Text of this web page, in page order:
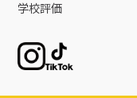
学校評価
Instagram